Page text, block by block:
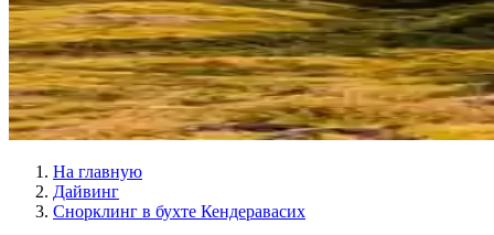
На главную
Дайвинг
Снорклинг в бухте Кендеравасих